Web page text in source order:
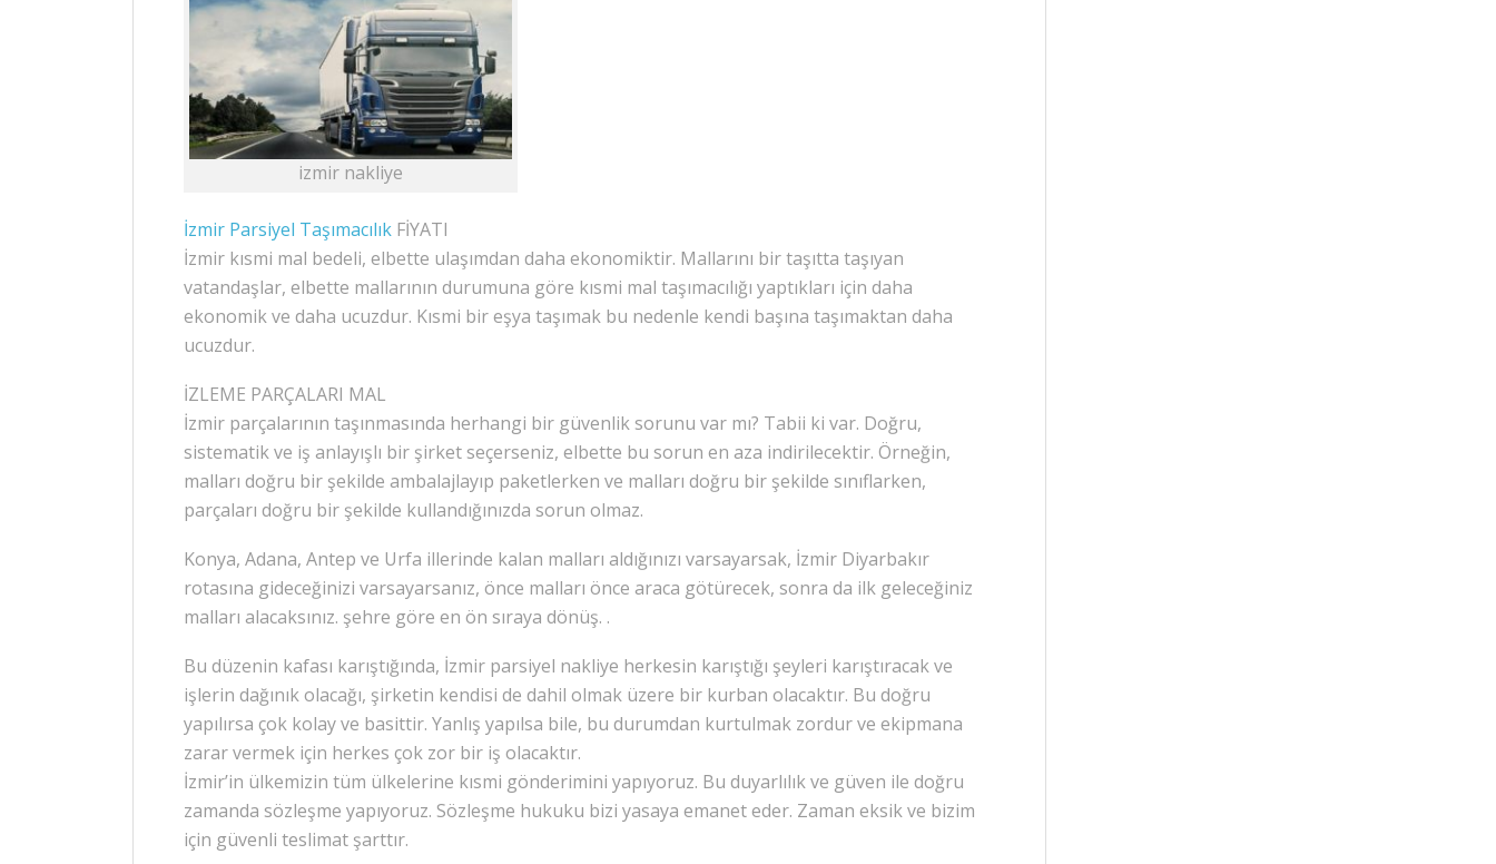
izmir nakliye
İzmir Parsiyel TaşımacılıkFİYATI
İzmir kısmi mal bedeli, elbette ulaşımdan daha ekonomiktir. Mallarını bir taşıtta taşıyan
vatandaşlar, elbette mallarının durumuna göre kısmi mal taşımacılığı yaptıkları için daha
ekonomik ve daha ucuzdur. Kısmi bir eşya taşımak bu nedenle kendi başına taşımaktan daha
ucuzdur.
İZLEME PARÇALARI MAL
İzmir parçalarının taşınmasında herhangi bir güvenlik sorunu var mı? Tabii ki var. Doğru,
sistematik ve iş anlayışlı bir şirket seçerseniz, elbette bu sorun en aza indirilecektir. Örneğin,
malları doğru bir şekilde ambalajlayıp paketlerken ve malları doğru bir şekilde sınıflarken,
parçaları doğru bir şekilde kullandığınızda sorun olmaz.
Konya, Adana, Antep ve Urfa illerinde kalan malları aldığınızı varsayarsak, İzmir Diyarbakır
rotasına gideceğinizi varsayarsanız, önce malları önce araca götürecek, sonra da ilk geleceğiniz
malları alacaksınız. şehre göre en ön sıraya dönüş. .
Bu düzenin kafası karıştığında, İzmir parsiyel nakliye herkesin karıştığı şeyleri karıştıracak ve
işlerin dağınık olacağı, şirketin kendisi de dahil olmak üzere bir kurban olacaktır. Bu doğru
yapılırsa çok kolay ve basittir. Yanlış yapılsa bile, bu durumdan kurtulmak zordur ve ekipmana
zarar vermek için herkes çok zor bir iş olacaktır.
İzmir’in ülkemizin tüm ülkelerine kısmi gönderimini yapıyoruz. Bu duyarlılık ve güven ile doğru
zamanda sözleşme yapıyoruz. Sözleşme hukuku bizi yasaya emanet eder. Zaman eksik ve bizim
için güvenli teslimat şarttır.